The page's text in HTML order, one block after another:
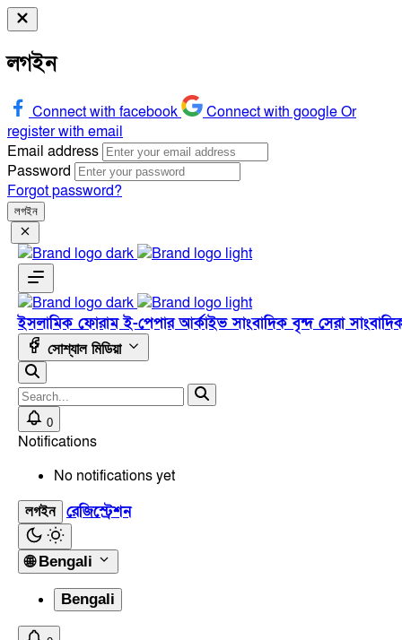
লগইন
Connect with facebook Connect with googleOr
register with email
Email address
Password
Forgot password?
লগইন
ইসলামিক ফোরামই-পেপারআর্কাইভসাংবাদিক বৃন্দসেরা
সোশ্যাল মিডিয়া
0
Notifications
No notifications yet
লগইন রেজিস্ট্রেশন
🌐 Bengali
Bengali